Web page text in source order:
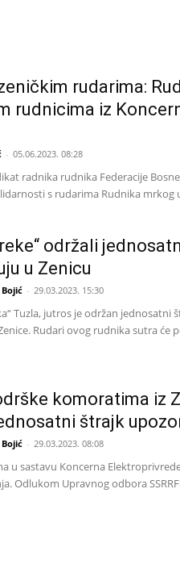
rudarima:
rudnicima iz
- 05.06.2023. 08:28
radnika rudnika Federacije
s rudarima Rudnika mrkog
održali
u Zenicu
- 29.03.2023. 15:30
Tuzla, jutros je održan jednosatni
Rudari ovog rudnika sutra će
komoratima iz
štrajk
- 29.03.2023. 08:08
u sastavu Koncerna
Odlukom Upravnog odbora